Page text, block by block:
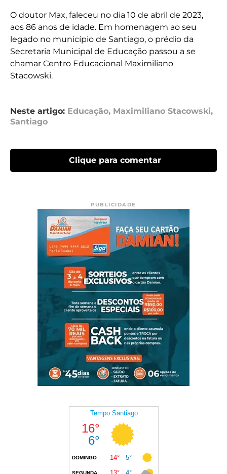
O doutor Max, faleceu no dia 10 de abril de 2023,
aos 86 anos de idade. Em homenagem ao seu
legado no município de Santiago, o prédio da
Secretaria Municipal de Educação passou a se
chamar Centro Educacional Maximiliano
Stacowski.
Neste artigo: Educação, Maximiliano Stacowski,
Santiago
Clique para comentar
PUBLICIDADE